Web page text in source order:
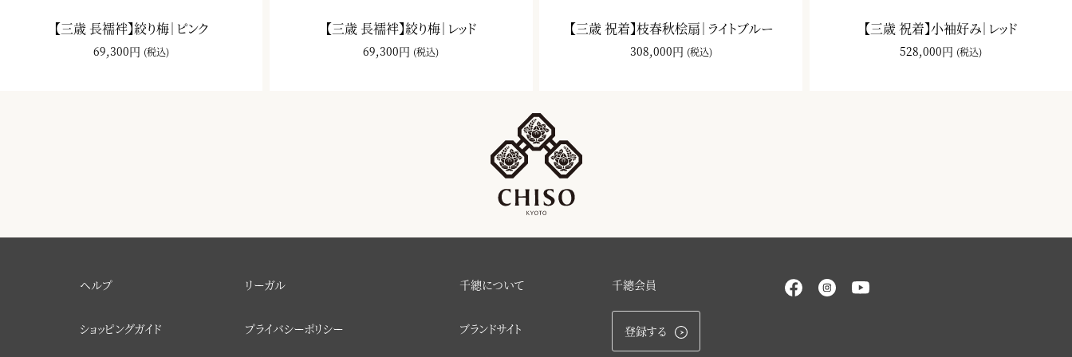
【三歳 長襦袢】絞り梅｜ピンク
69,300円 (税込)
【三歳 長襦袢】絞り梅｜レッド
69,300円 (税込)
【三歳 祝着】枝春秋桧扇｜ライトブルー
308,000円 (税込)
【三歳 祝着】小袖好み｜レッド
528,000円 (税込)
ヘルプ
ショッピングガイド
リーガル
プライバシーポリシー
千總について
ブランドサイト
千總会員
登録する